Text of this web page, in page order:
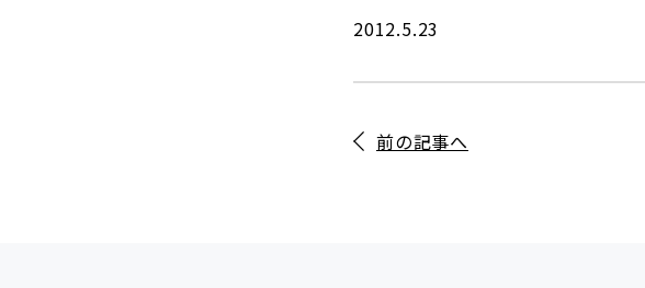
2012.5.23
前の記事へ